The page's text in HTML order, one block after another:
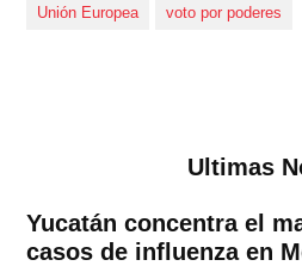
Unión Europea voto por poderes
Ultimas
Yucatán concentra el
casos de influenza en